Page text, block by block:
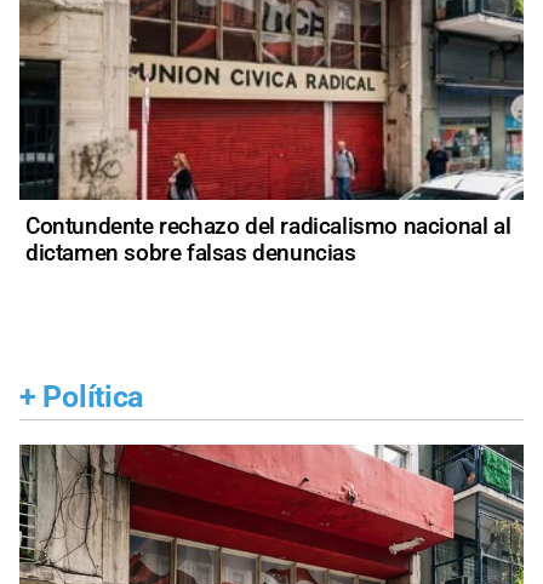
Contundente rechazo del radicalismo nacional al
dictamen sobre falsas denuncias
+ Política